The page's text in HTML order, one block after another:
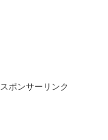
スポンサーリンク